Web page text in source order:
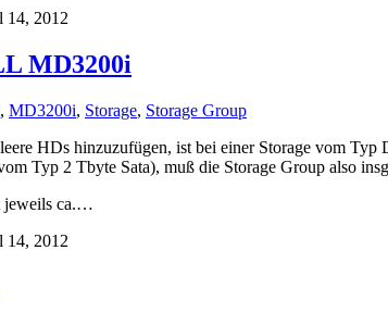
14, 2012
MD3200i
, MD3200i, Storage, Storage Group
HDs hinzuzufügen, ist bei einer Storage vom
Typ 2 Tbyte Sata), muß die Storage Group also
jeweils ca.…
14, 2012